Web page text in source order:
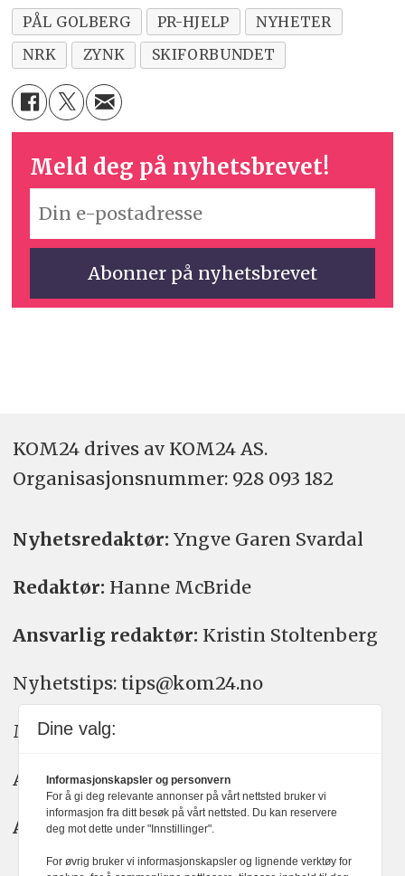
PÅL GOLBERG PR-HJELP
NYHETER
NRK
ZYNK SKIFORBUNDET
Meld deg på nyhetsbrevet!
KOM24 drives av KOM24 AS.
Organisasjons­nummer: 928 093 182
Nyhetsredaktør: Yngve Garen Svardal
Redaktør: Hanne McBride
Ansvarlig redaktør: Kristin Stoltenberg
Nyhetstips: tips@kom24.no
Meninger: meninger@kom24.no
Annonse: annonse@watchmedia.no
Abonnement:kom24@watchmedia.no
Dine valg:
Informasjonskapsler og personvern
For å gi deg relevante annonser på vårt nettsted bruker vi
informasjon fra ditt besøk på vårt nettsted. Du kan reservere
deg mot dette under "Innstillinger".
For øvrig bruker vi informasjonskapsler og lignende verktøy for